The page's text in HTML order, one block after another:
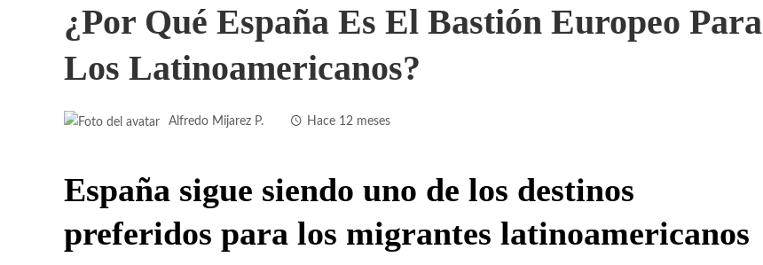
¿Por Qué España Es El Bastión Europeo Para
Los Latinoamericanos?
Alfredo Mijarez P. Hace 12 meses
España sigue siendo uno de los destinos
preferidos para los migrantes latinoamericanos